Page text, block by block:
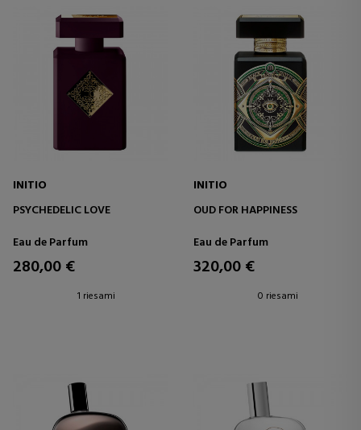
INITIO
PSYCHEDELIC LOVE
Eau de Parfum
280,00 €
1 riesami
INITIO
OUD FOR HAPPINESS
Eau de Parfum
320,00 €
0 riesami